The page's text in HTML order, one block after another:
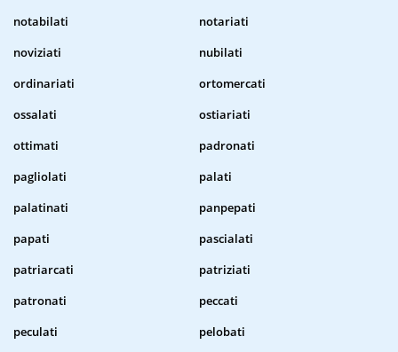
notabilati
notariati
noviziati
nubilati
ordinariati
ortomercati
ossalati
ostiariati
ottimati
padronati
pagliolati
palati
palatinati
panpepati
papati
pascialati
patriarcati
patriziati
patronati
peccati
peculati
pelobati